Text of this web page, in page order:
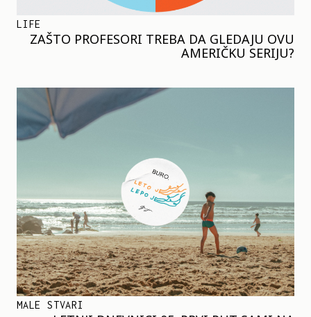
LIFE
ZAŠTO PROFESORI TREBA DA GLEDAJU OVU
AMERIČKU SERIJU?
MALE STVARI